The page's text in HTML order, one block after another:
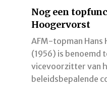
Nog een
Hoogervorst
AFM-topman Hans
(1956) is benoemd
vicevoorzitter van
beleidsbepalende